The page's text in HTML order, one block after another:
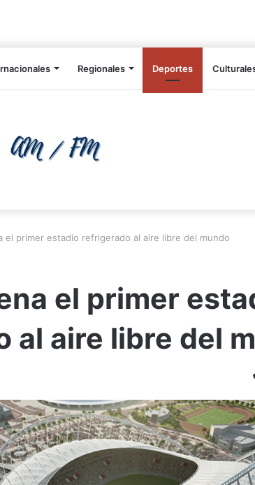
Regionales Deportes
el primer estadio refrigerado al aire libre del mundo
el primer
al aire libre del